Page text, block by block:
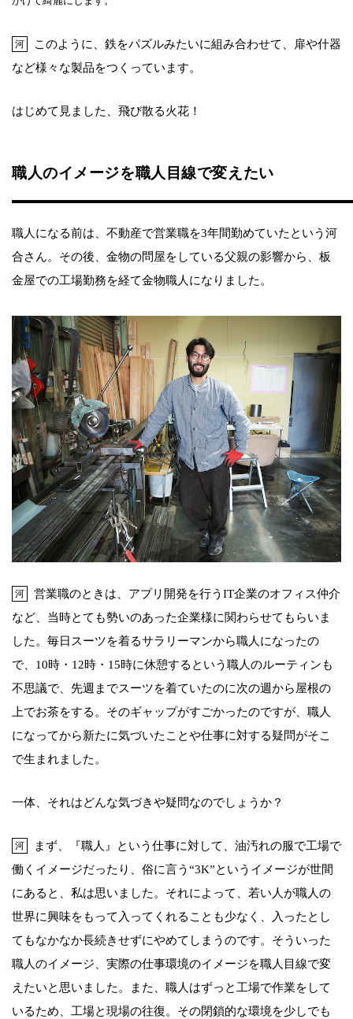
河
このように、鉄をパズルみたいに組み合わせて、扉や什器
など様々な製品をつくっています。
はじめて見ました、飛び散る火花！
職人のイメージを職人目線で変えたい
職人になる前は、不動産で営業職を3年間勤めていたという河
合さん。その後、金物の問屋をしている父親の影響から、板
金屋での工場勤務を経て金物職人になりました。
河
営業職のときは、アプリ開発を行うIT企業のオフィス仲介
など、当時とても勢いのあった企業様に関わらせてもらいま
した。毎日スーツを着るサラリーマンから職人になったの
で、10時・12時・15時に休憩するという職人のルーティンも
不思議で、先週までスーツを着ていたのに次の週から屋根の
上でお茶をする。そのギャップがすごかったのですが、職人
になってから新たに気づいたことや仕事に対する疑問がそこ
で生まれました。
一体、それはどんな気づきや疑問なのでしょうか？
河
まず、『職人』という仕事に対して、油汚れの服で工場で
働くイメージだったり、俗に言う“3K”というイメージが世間
にあると、私は思いました。それによって、若い人が職人の
世界に興味をもって入ってくれることも少なく、入ったとし
てもなかなか長続きせずにやめてしまうのです。そういった
職人のイメージ、実際の仕事環境のイメージを職人目線で変
えたいと思いました。また、職人はずっと工場で作業をして
いるため、工場と現場の往復。その閉鎖的な環境を少しでも